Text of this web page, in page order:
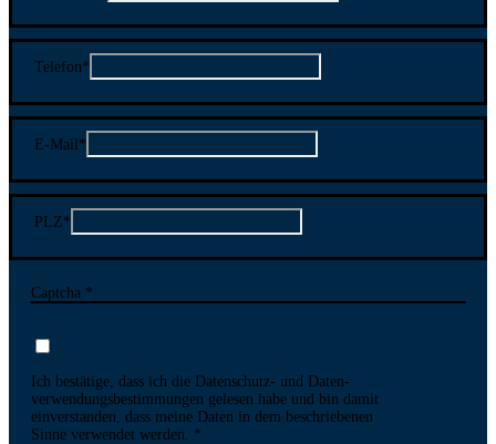
Telefon*
E-Mail*
PLZ*
Captcha *
Ich bestätige, dass ich die Datenschutz- und Daten­
verwen­dungs­bestim­mungen gelesen habe und bin damit
ein­ver­standen, dass meine Daten in dem be­schriebenen
Sinne ver­wendet werden.